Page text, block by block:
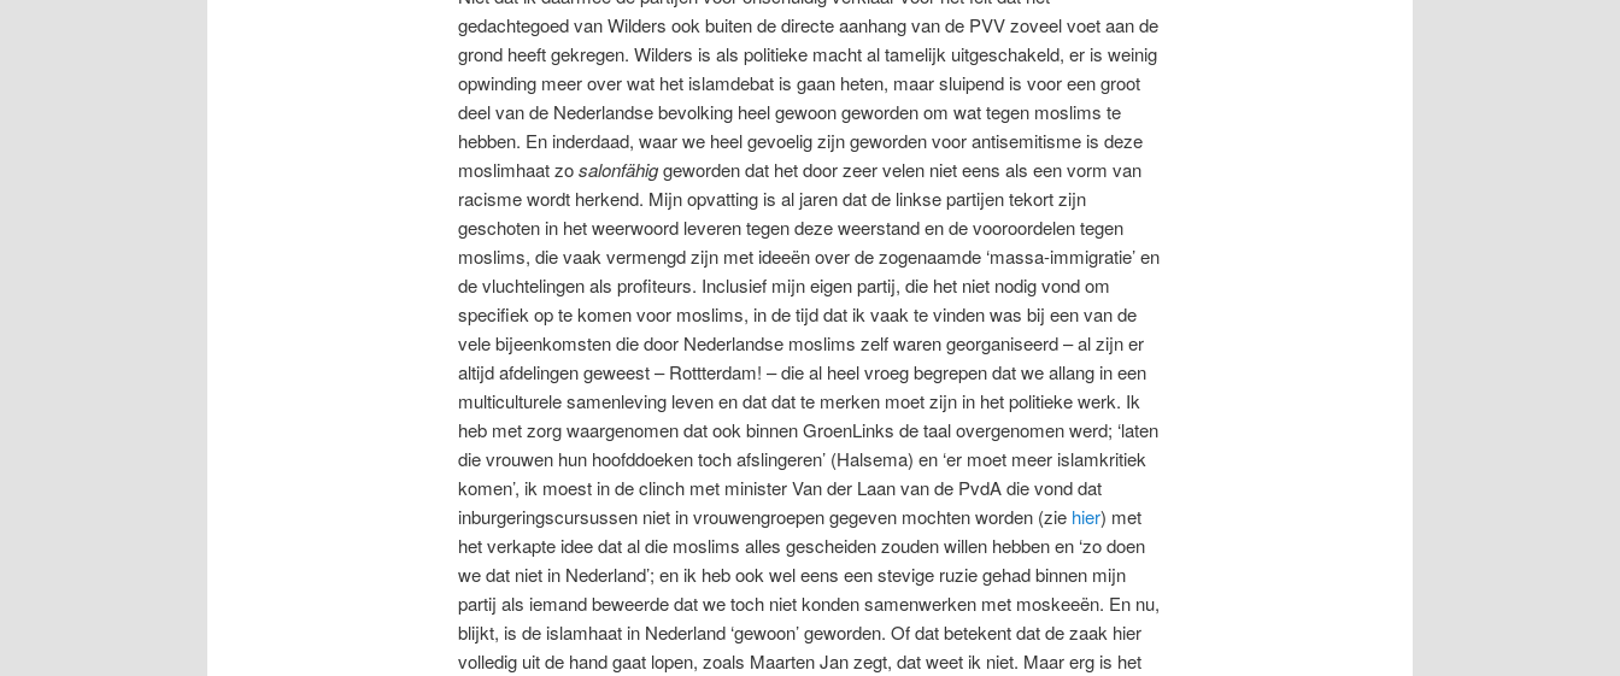
gedachtegoed van Wilders ook buiten de directe aanhang van de PVV zoveel voet aan de
grond heeft gekregen. Wilders is als politieke macht al tamelijk uitgeschakeld, er is weinig
opwinding meer over wat het islamdebat is gaan heten, maar sluipend is voor een groot
deel van de Nederlandse bevolking heel gewoon geworden om wat tegen moslims te
hebben. En inderdaad, waar we heel gevoelig zijn geworden voor antisemitisme is deze
moslimhaat zosalonfähiggeworden dat het door zeer velen niet eens als een vorm van
racisme wordt herkend. Mijn opvatting is al jaren dat de linkse partijen tekort zijn
geschoten in het weerwoord leveren tegen deze weerstand en de vooroordelen tegen
moslims, die vaak vermengd zijn met ideeën over de zogenaamde ‘massa-immigratie’ en
de vluchtelingen als profiteurs. Inclusief mijn eigen partij, die het niet nodig vond om
specifiek op te komen voor moslims, in de tijd dat ik vaak te vinden was bij een van de
vele bijeenkomsten die door Nederlandse moslims zelf waren georganiseerd – al zijn er
altijd afdelingen geweest – Rottterdam! – die al heel vroeg begrepen dat we allang in een
multiculturele samenleving leven en dat dat te merken moet zijn in het politieke werk. Ik
heb met zorg waargenomen dat ook binnen GroenLinks de taal overgenomen werd; ‘laten
die vrouwen hun hoofddoeken toch afslingeren’ (Halsema) en ‘er moet meer islamkritiek
komen’, ik moest in de clinch met minister Van der Laan van de PvdA die vond dat
inburgeringscursussen niet in vrouwengroepen gegeven mochten worden (zie hier) met
het verkapte idee dat al die moslims alles gescheiden zouden willen hebben en ‘zo doen
we dat niet in Nederland’; en ik heb ook wel eens een stevige ruzie gehad binnen mijn
partij als iemand beweerde dat we toch niet konden samenwerken met moskeeën. En nu,
blijkt, is de islamhaat in Nederland ‘gewoon’ geworden. Of dat betekent dat de zaak hier
volledig uit de hand gaat lopen, zoals Maarten Jan zegt, dat weet ik niet. Maar erg is het